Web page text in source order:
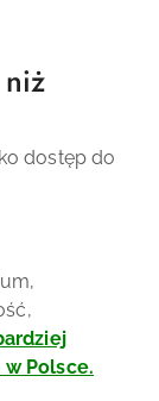
dostęp do
Polsce.